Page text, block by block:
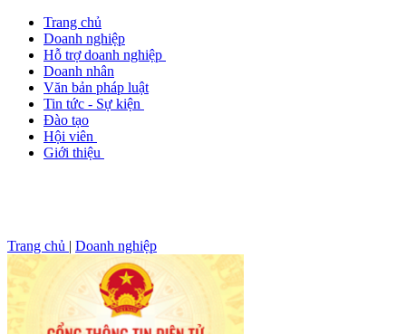
Trang chủ
Doanh nghiệp
Hỗ trợ doanh nghiệp
Doanh nhân
Văn bản pháp luật
Tin tức - Sự kiện
Đào tạo
Hội viên
Giới thiệu
Trang chủ | Doanh nghiệp